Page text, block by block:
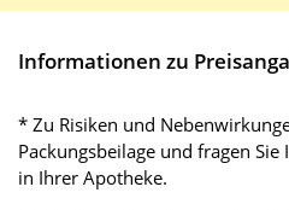
Informationen zu
* Zu Risiken und
Packungsbeilage und fragen
in Ihrer Apotheke.